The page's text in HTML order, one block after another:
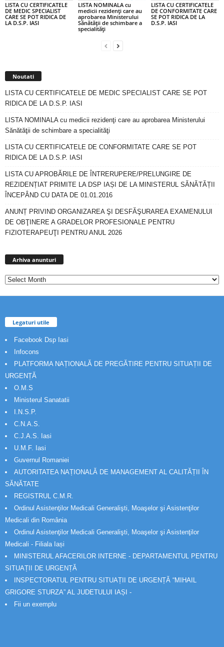
LISTA CU CERTIFICATELE
DE MEDIC SPECIALIST
CARE SE POT RIDICA DE
LA D.S.P. IASI
LISTA NOMINALA cu
medicii rezidenţi care au
aprobarea Ministerului
Sănătăţii de schimbare a
specialităţi
LISTA CU CERTIFICATELE
DE CONFORMITATE CARE
SE POT RIDICA DE LA
D.S.P. IASI
Noutati
LISTA CU CERTIFICATELE DE MEDIC SPECIALIST CARE SE POT
RIDICA DE LA D.S.P. IASI
LISTA NOMINALA cu medicii rezidenţi care au aprobarea Ministerului
Sănătăţii de schimbare a specialităţi
LISTA CU CERTIFICATELE DE CONFORMITATE CARE SE POT
RIDICA DE LA D.S.P. IASI
LISTA CU APROBĂRILE DE ÎNTRERUPERE/PRELUNGIRE DE
REZIDENȚIAT PRIMITE LA DSP IAȘI DE LA MINISTERUL SĂNĂTĂȚII
ÎNCEPÂND CU DATA DE 01.01.2016
ANUNȚ PRIVIND ORGANIZAREA ŞI DESFĂŞURAREA EXAMENULUI
DE OBŢINERE A GRADELOR PROFESIONALE PENTRU
FIZIOTERAPEUŢI PENTRU ANUL 2026
Arhiva anunturi
Legaturi utile
Facebook Dsp Iasi
Infocons
PLATFORMA NAȚIONALĂ DE PREGĂTIRE PENTRU SITUAȚII DE
URGENȚĂ
O.M.S
Ministerul Sanatatii
I.N.S.P.
C.N.A.S.
C.J.A.S. Iasi
U.M.F. Iasi
Guvernul Romaniei
AUTORITATEA NAȚIONALĂ DE MANAGEMENT AL CALITĂȚII ÎN
SĂNĂTATE
REGISTRUL C.M.R.
Ordinul Asistenţilor Medicali Generalişti, Moaşelor şi Asistenţilor
Medicali din România
Ordinul Asistenţilor Medicali Generalişti, Moaşelor şi Asistenţilor
Medicali - Filiala Iași
MINISTERUL AFACERILOR INTERNE - DEPARTAMENTUL PENTRU
SITUAȚII DE URGENȚĂ
INSPECTORATUL PENTRU SITUAȚII DE URGENȚĂ “MIHAIL
GRIGORE STURZA” AL JUDETULUI IAȘI -
Fii un exemplu